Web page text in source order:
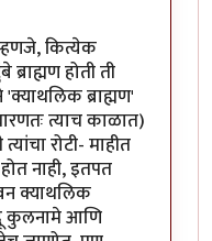
कित्येक
होती ती
ब्राह्मण'
त्याच काळात)
रोटी- माहीत
नाही, इतपत
क्याथलिक
कुलनामे आणि